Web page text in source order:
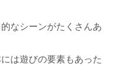
なシーンがたくさんあ
は遊びの要素もあった